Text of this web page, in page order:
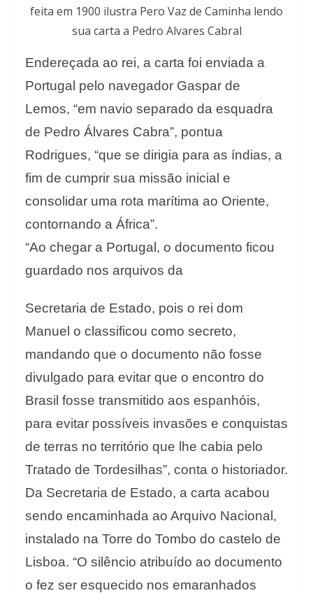
feita em 1900 ilustra Pero Vaz de Caminha lendo
sua carta a Pedro Alvares Cabral
Endereçada ao rei, a carta foi enviada a
Portugal pelo navegador Gaspar de
Lemos, “em navio separado da esquadra
de Pedro Álvares Cabra”, pontua
Rodrigues, “que se dirigia para as índias, a
fim de cumprir sua missão inicial e
consolidar uma rota marítima ao Oriente,
contornando a África”.
“Ao chegar a Portugal, o documento ficou
guardado nos arquivos da
Secretaria de Estado, pois o rei dom
Manuel o classificou como secreto,
mandando que o documento não fosse
divulgado para evitar que o encontro do
Brasil fosse transmitido aos espanhóis,
para evitar possíveis invasões e conquistas
de terras no território que lhe cabia pelo
Tratado de Tordesilhas”, conta o historiador.
Da Secretaria de Estado, a carta acabou
sendo encaminhada ao Arquivo Nacional,
instalado na Torre do Tombo do castelo de
Lisboa. “O silêncio atribuído ao documento
o fez ser esquecido nos emaranhados